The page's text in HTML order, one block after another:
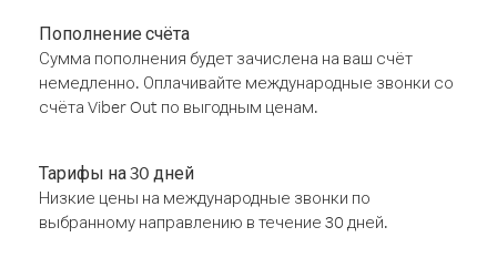
Пополнение счёта
Сумма пополнения будет зачислена на ваш счёт
немедленно. Оплачивайте международные звонки со
счёта Viber Out по выгодным ценам.
Тарифы на 30 дней
Низкие цены на международные звонки по
выбранному направлению в течение 30 дней.